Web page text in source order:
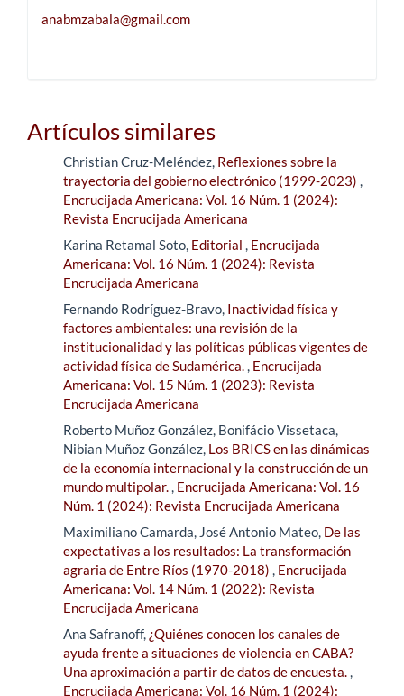
anabmzabala@gmail.com
Artículos similares
Christian Cruz-Meléndez, Reflexiones sobre la
trayectoria del gobierno electrónico (1999-2023) ,
Encrucijada Americana: Vol. 16 Núm. 1 (2024):
Revista Encrucijada Americana
Karina Retamal Soto, Editorial , Encrucijada
Americana: Vol. 16 Núm. 1 (2024): Revista
Encrucijada Americana
Fernando Rodríguez-Bravo, Inactividad física y
factores ambientales: una revisión de la
institucionalidad y las políticas públicas vigentes de
actividad física de Sudamérica., Encrucijada
Americana: Vol. 15 Núm. 1 (2023): Revista
Encrucijada Americana
Roberto Muñoz González, Bonifácio Vissetaca,
Nibian Muñoz González, Los BRICS en las dinámicas
de la economía internacional y la construcción de un
mundo multipolar., Encrucijada Americana: Vol. 16
Núm. 1 (2024): Revista Encrucijada Americana
Maximiliano Camarda, José Antonio Mateo, De las
expectativas a los resultados: La transformación
agraria de Entre Ríos (1970-2018) , Encrucijada
Americana: Vol. 14 Núm. 1 (2022): Revista
Encrucijada Americana
Ana Safranoff, ¿Quiénes conocen los canales de
ayuda frente a situaciones de violencia en CABA?
Una aproximación a partir de datos de encuesta.,
Encrucijada Americana: Vol. 16 Núm. 1 (2024):